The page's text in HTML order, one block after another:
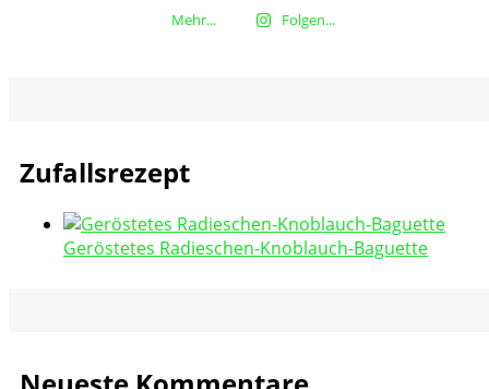
Mehr... Folgen...
Zufallsrezept
Geröstetes Radieschen-Knoblauch-Baguette